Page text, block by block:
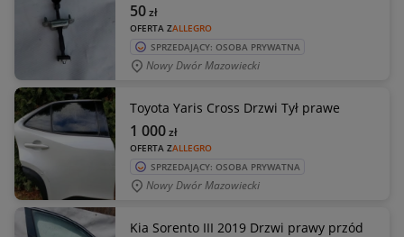
OFERTA ZALLEGRO
50zł
SPRZEDAJĄCY: OSOBA PRYWATNA
Nowy Dwór Mazowiecki
Toyota Yaris Cross Drzwi Tył prawe
OFERTA ZALLEGRO
1 000zł
SPRZEDAJĄCY: OSOBA PRYWATNA
Nowy Dwór Mazowiecki
Kia Sorento III 2019 Drzwi prawy przód